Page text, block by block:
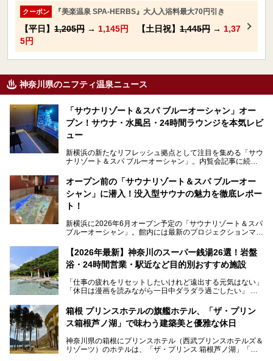
クーポン 『美楽温泉 SPA-HERBS』大人入浴料最大70円引き
【平日】 1,205円 → 1,145円 【土日祝】 1,445円 → 1,37
5円
神奈川県のニフティ温泉ニュース
「サウナリゾート＆スパ ブルーオーシャン」オー
プン！サウナ・水風呂・24時間ラウンジを本気レビ
ュー
新横浜の新たなリフレッシュ拠点として注目を集める「サウ
ナリゾート＆スパ ブルーオーシャン」。内覧会記事に続
す。サウナや水風呂の気持ちよさはもちろん、リラックスス
ペースの過ごしやすさまで徹底チェック。新横浜エリアで日
常の疲れをリセットしたい人、ライブやスポーツ観戦遠征組
は必見です。
オープン前の「サウナリゾート＆スパ ブルーオー
シャン」に潜入！没入型サウナの魅力を徹底レポー
ト！
新横浜に2026年6月オープン予定の「サウナリゾート＆スパ
ブルーオーシャン」。館内には最新のプロジェクションマッ
的な“没入感（イマーシブ）”を体験できます。
今回は、そんな大注目の施設に一足先にお邪魔し、その全貌
を見学させていただきました！
サウナ室の中に咲き誇る桜、魚たちが泳ぐ水風呂、そしてバ
リのビーチを思わせる休憩スペース…。驚きの連続だった館
内の様子をレポートします！
【2026年最新】神奈川のスーパー銭湯26選！岩盤
浴・24時間営業・駅近など目的別おすすめ施設
「仕事の疲れをリセットしたいけれど遠出する元気はない」
「休日は漫画を読みながら一日中ダラダラ過ごしたい」
たい」
そんな「癒やされたい」という願いを叶えてくれるのが、神
神奈川県には、サウナや岩盤浴、一日中遊べるエンタメ施設
など、“非日常”を味わえるスーパー銭湯が数多く揃っていま
箱根 プリンスホテルの旗艦ホテル、「ザ・プリン
ス箱根芦ノ湖」で味わう建築美と優雅な休日
神奈川県の箱根にプリンスホテル（西武プリンスホテルズ＆
リゾーツ）のホテルは、「ザ・プリンス 箱根芦ノ湖」「芦